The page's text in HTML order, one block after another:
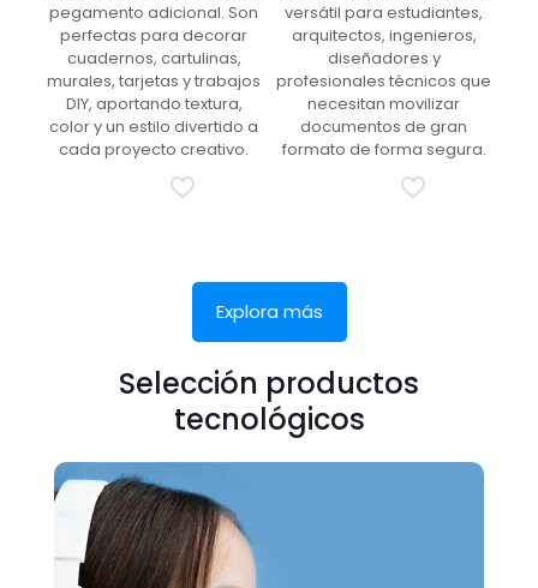
pegamento adicional. Son
perfectas para decorar
cuadernos, cartulinas,
murales, tarjetas y trabajos
DIY, aportando textura,
color y un estilo divertido a
cada proyecto creativo.
versátil para estudiantes,
arquitectos, ingenieros,
diseñadores y
profesionales técnicos que
necesitan movilizar
documentos de gran
formato de forma segura.
Explora más
Selección productos
tecnológicos